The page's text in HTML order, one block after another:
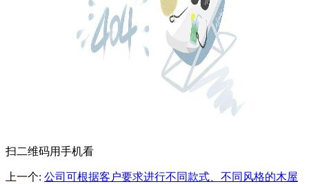
扫二维码用手机看
上一个: 公司可根据客户要求进行不同款式、不同风格的木屋